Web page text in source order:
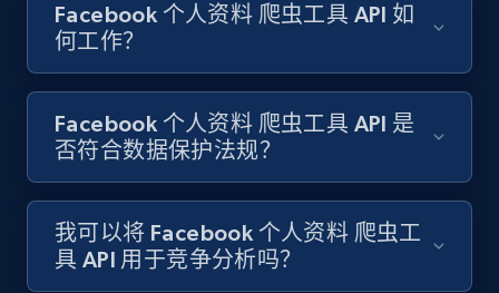
1.5K+
Facebook - Pages and Profiles
ID, URL, Page name, Username, Entity type,
Summary text, Primary category, Work, and
more.
Facebook 个人资料 爬虫工具 API 如
何工作？
Facebook 个人资料 爬虫工具 API 是
否符合数据保护法规？
我可以将 Facebook 个人资料 爬虫工
具 API 用于竞争分析吗？